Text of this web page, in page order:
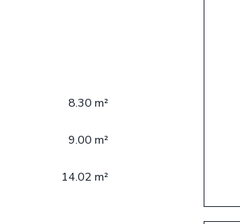
8.30 m²
9.00 m²
14.02 m²